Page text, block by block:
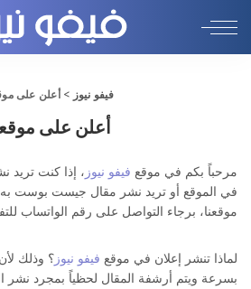
فيفو نيوز >أعلن على
أعلن على
مرحباً بكم في موقع فيفو نيوز ، إذا كنت تريد
موقعنا، برجاء التواصل على رقم الواتساب
لماذا تنشر إعلان في موقع فيفو نيوز ؟ وذلك
بسرعة ويتم أرشفة المقال لحظياً بمجرد نشر